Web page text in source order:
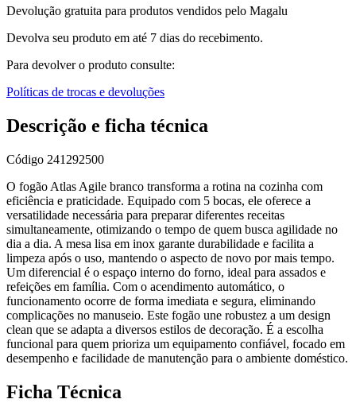
Devolução gratuita para produtos vendidos pelo Magalu
Devolva seu produto em até 7 dias do recebimento.
Para devolver o produto consulte:
Políticas de trocas e devoluções
Descrição e ficha técnica
Código 241292500
O fogão Atlas Agile branco transforma a rotina na cozinha com
eficiência e praticidade. Equipado com 5 bocas, ele oferece a
versatilidade necessária para preparar diferentes receitas
simultaneamente, otimizando o tempo de quem busca agilidade no
dia a dia. A mesa lisa em inox garante durabilidade e facilita a
limpeza após o uso, mantendo o aspecto de novo por mais tempo.
Um diferencial é o espaço interno do forno, ideal para assados e
refeições em família. Com o acendimento automático, o
funcionamento ocorre de forma imediata e segura, eliminando
complicações no manuseio. Este fogão une robustez a um design
clean que se adapta a diversos estilos de decoração. É a escolha
funcional para quem prioriza um equipamento confiável, focado em
desempenho e facilidade de manutenção para o ambiente doméstico.
Ficha Técnica